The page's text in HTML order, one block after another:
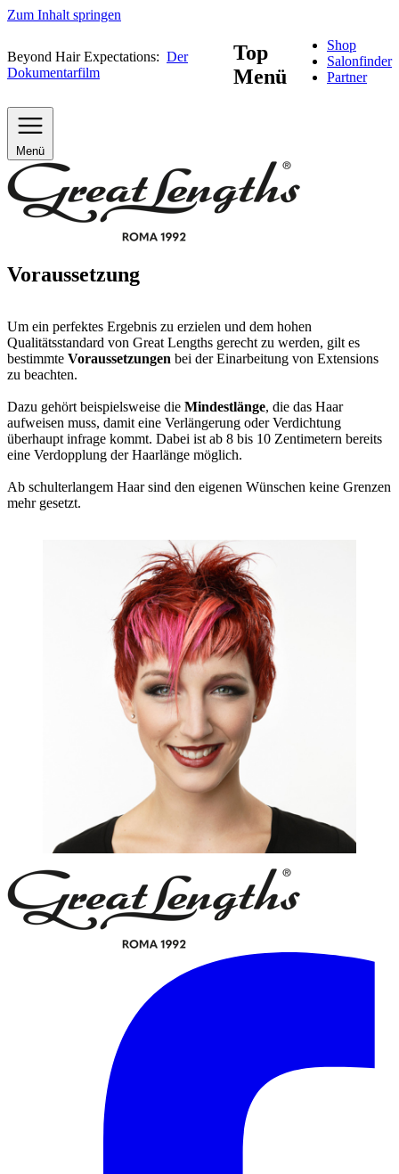
Zum Inhalt springen
Beyond Hair Expectations: Der
Dokumentarfilm
Top
Menü
Shop
Salonfinder
Partner
Menü
Voraussetzung
Um ein perfektes Ergebnis zu erzielen und dem hohen
Qualitätsstandard von Great Lengths gerecht zu werden, gilt es
bestimmte Voraussetzungen bei der Einarbeitung von Extensions
zu beachten.
Dazu gehört beispielsweise die Mindestlänge, die das Haar
aufweisen muss, damit eine Verlängerung oder Verdichtung
überhaupt infrage kommt. Dabei ist ab 8 bis 10 Zentimetern bereits
eine Verdopplung der Haarlänge möglich.
Ab schulterlangem Haar sind den eigenen Wünschen keine Grenzen
mehr gesetzt.